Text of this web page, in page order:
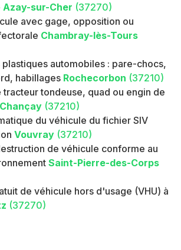
Azay-sur-Cher (37270)
avec gage, opposition ou
Chambray-lès-Tours
automobiles : pare-chocs,
habillages Rochecorbon (37210)
tracteur tondeuse, quad ou engin de
Chançay (37210)
du véhicule du fichier SIV
Vouvray (37210)
de véhicule conforme au
Saint-Pierre-des-Corps
de véhicule hors d'usage (VHU) à
(37270)